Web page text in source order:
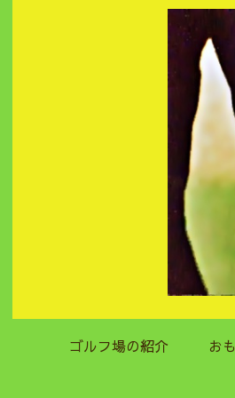
ゴルフ場の紹介 お